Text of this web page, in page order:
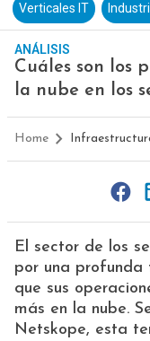
Verticales IT
ANÁLISIS
Cuáles son los
la nube en los
Home
El sector de los
por una profunda
que sus
más en la nube.
Netskope, esta